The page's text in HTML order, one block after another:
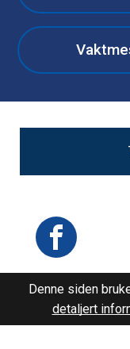
Denne siden
detaljert